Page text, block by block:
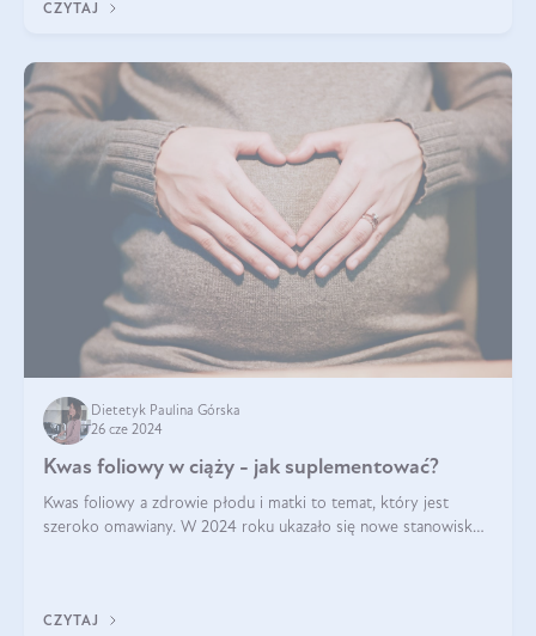
CZYTAJ
Dietetyk Paulina Górska
26 cze 2024
Kwas foliowy w ciąży - jak suplementować?
Kwas foliowy a zdrowie płodu i matki to temat, który jest
szeroko omawiany. W 2024 roku ukazało się nowe stanowisko
CZYTAJ